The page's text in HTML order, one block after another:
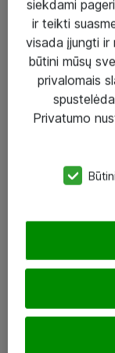
Sprendimai
Paslaugos
Įgyvendinti
J. Rutkausko
siekdami
ir teikti
visada įjungti ir
būtini mūsų
privalomais
Privatumo